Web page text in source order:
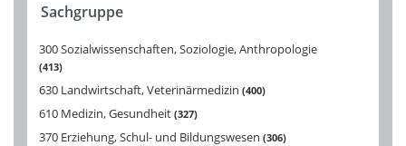
Sachgruppe
300 Sozialwissenschaften, Soziologie, Anthropologie
413
630 Landwirtschaft, Veterinärmedizin 400
610 Medizin, Gesundheit 327
370 Erziehung, Schul- und Bildungswesen 306